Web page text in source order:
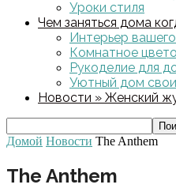
Уроки стиля
Чем заняться дома
Интерьер
Комнатное
Рукоделие для
Уютный дом
Новости » Женский
Домой Новости The Anthem
The Anthem